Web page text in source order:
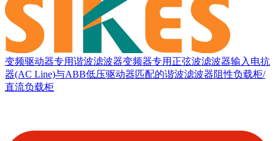
变频驱动器专用谐波滤波器变频器专用正弦波滤波器输入电抗
器(AC Line)与ABB低压驱动器匹配的谐波滤波器阻性负载柜/
直流负载柜